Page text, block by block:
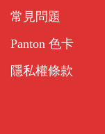
常見問題
Panton 色卡
隱私權條款